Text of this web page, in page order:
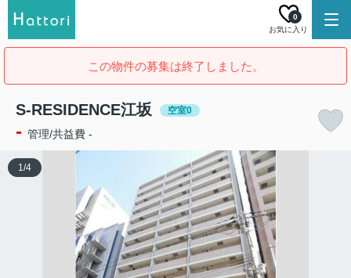
お気に入り
0
この物件の募集は終了しました。
S-RESIDENCE江坂 空室0
- 管理/共益費 -
1/4